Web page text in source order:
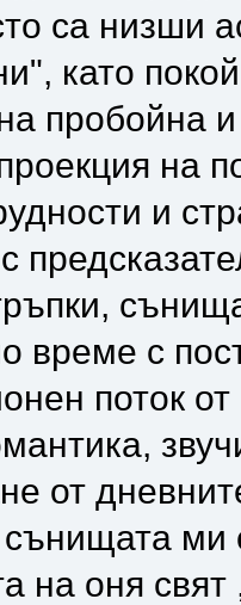
са низши
като
пробойна
на
и
време с
поток
от
ми
на оня